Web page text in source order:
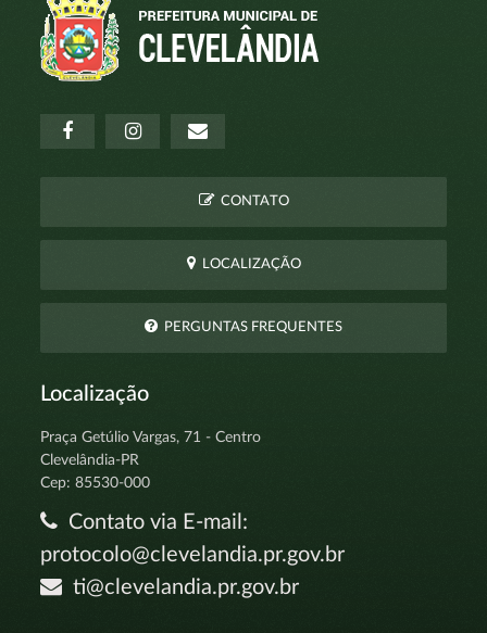
CONTATO
LOCALIZAÇÃO
PERGUNTAS FREQUENTES
Localização
Praça Getúlio Vargas, 71 - Centro
Clevelândia-PR
Cep: 85530-000
Contato via E-mail:
protocolo@clevelandia.pr.gov.br
ti@clevelandia.pr.gov.br